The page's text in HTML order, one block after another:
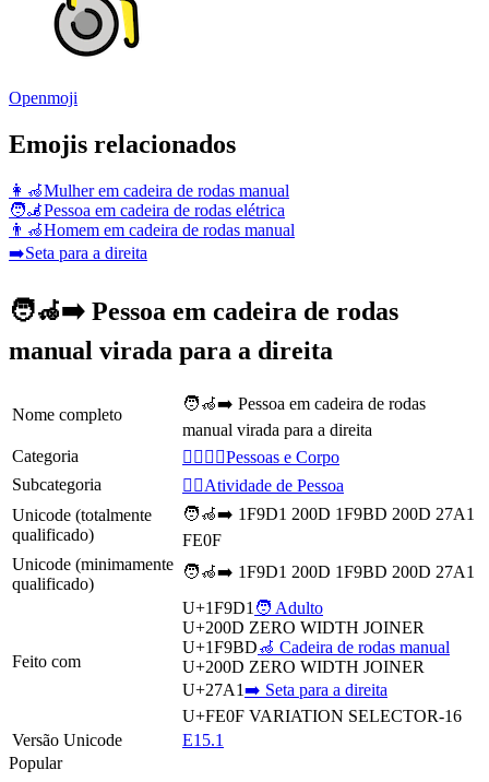
Openmoji
Emojis relacionados
👩‍🦽Mulher em cadeira de rodas manual
🧑‍🦼Pessoa em cadeira de rodas elétrica
👨‍🦽Homem em cadeira de rodas manual
➡️Seta para a direita
🧑‍🦽‍➡️ Pessoa em cadeira de rodas
manual virada para a direita
Nome completo
🧑‍🦽‍➡️ Pessoa em cadeira de rodas
manual virada para a direita
Categoria
👩‍❤️‍💋‍👨Pessoas e Corpo
Subcategoria
💆‍♂️Atividade de Pessoa
Unicode (totalmente
qualificado)
🧑‍🦽‍➡️ 1F9D1 200D 1F9BD 200D 27A1
FE0F
Unicode (minimamente
qualificado)
🧑‍🦽‍➡ 1F9D1 200D 1F9BD 200D 27A1
Feito com
U+1F9D1 🧑 Adulto
U+200D ZERO WIDTH JOINER
U+1F9BD🦽 Cadeira de rodas manual
U+200D ZERO WIDTH JOINER
U+27A1➡️ Seta para a direita
U+FE0F VARIATION SELECTOR-16
Versão Unicode
E15.1
Popular